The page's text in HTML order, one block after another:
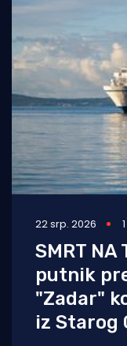
22 srp. 2026
SMRT
putnik
"Zadar"
iz Starog